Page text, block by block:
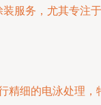
服务，尤其专注于
精细的电泳处理，